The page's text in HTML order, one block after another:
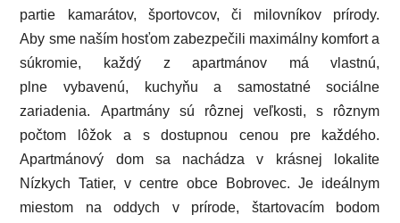
partie kamarátov, športovcov, či milovníkov prírody.
Aby sme naším hosťom zabezpečili maximálny komfort a
súkromie, každý z apartmánov má vlastnú,
plne vybavenú, kuchyňu a samostatné sociálne
zariadenia. Apartmány sú rôznej veľkosti, s rôznym
počtom lôžok a s dostupnou cenou pre každého.
Apartmánový dom sa nachádza
v krásnej lokalite
Nízkych Tatier, v centre obce Bobrovec. Je ideálnym
miestom na oddych v prírode, štartovacím bodom